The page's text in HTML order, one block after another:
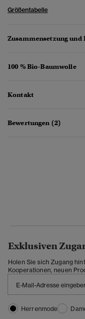
Größentabelle
Zusammensetzung und
100 % Bio-Baumwolle
Kontakt
Bewertungen (2)
Exklusiven
Holen Sie sich Zugang
Kooperationen, neuen
Herrenmode